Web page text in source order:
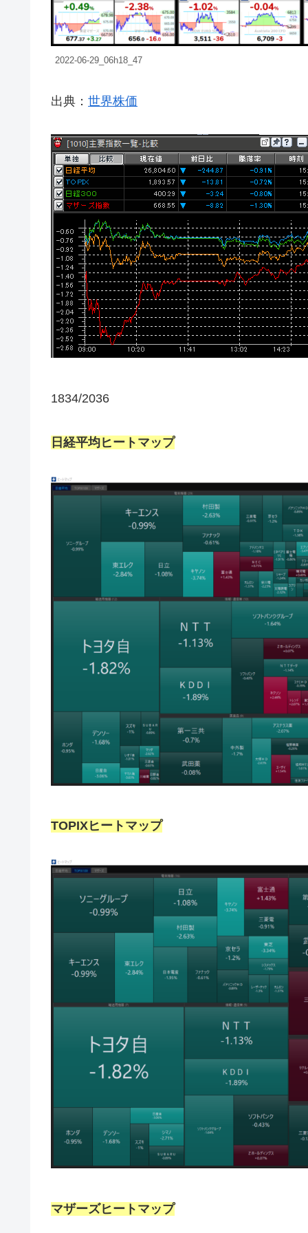
2022-06-29_06h18_47
出典： 世界株価
1834/2036
日経平均ヒートマップ
TOPIXヒートマップ
マザーズヒートマップ